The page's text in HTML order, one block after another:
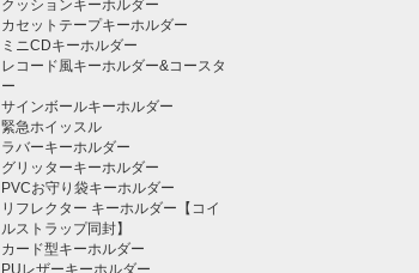
クッションキーホルダー
カセットテープキーホルダー
ミニCDキーホルダー
レコード風キーホルダー&コースタ
ー
サインボールキーホルダー
緊急ホイッスル
ラバーキーホルダー
グリッターキーホルダー
PVCお守り袋キーホルダー
リフレクター キーホルダー【コイ
ルストラップ同封】
カード型キーホルダー
PUレザーキーホルダー